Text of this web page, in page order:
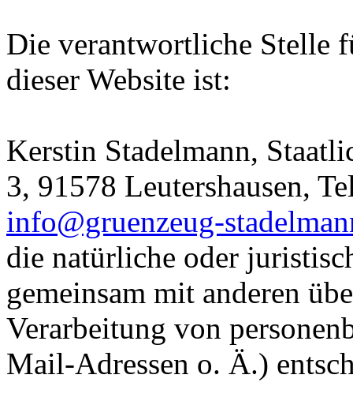
Die verantwortliche Stelle
dieser Website ist:
Kerstin Stadelmann,
3, 91578 Leutershausen,
info@gruenzeug-
die natürliche oder
gemeinsam mit anderen
Verarbeitung von
Mail-Adressen o. Ä.)